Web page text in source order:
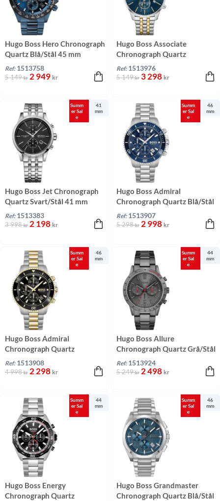
Hugo Boss Hero Chronograph
Quartz Blå/Stål 45 mm
Ref: 1513758
5 149kr 2 949 kr
Hugo Boss Associate
Chronograph Quartz
Blå/Tvåtonig 42 mm
Ref: 1513976
5 149kr 3 298 kr
Summ
er Sal
e
41
mm
Hugo Boss Jet Chronograph
Quartz Svart/Stål 41 mm
Ref: 1513383
3 998kr 2 198 kr
Summ
er Sal
e
46
mm
Hugo Boss Admiral
Chronograph Quartz Blå/Stål
46 mm
Ref: 1513907
5 298kr 2 998 kr
Summ
er Sal
e
46
mm
Hugo Boss Admiral
Chronograph Quartz
Svart/Guld 46 mm
Ref: 1513908
4 998kr 2 298 kr
Summ
er Sal
e
44
mm
Hugo Boss Allure
Chronograph Quartz Grå/Stål
44 mm
Ref: 1513924
5 249kr 2 498 kr
Summ
er Sal
e
44
mm
Hugo Boss Energy
Chronograph Quartz
Summ
er Sal
e
46
mm
Hugo Boss Grandmaster
Chronograph Quartz Blå/Stål